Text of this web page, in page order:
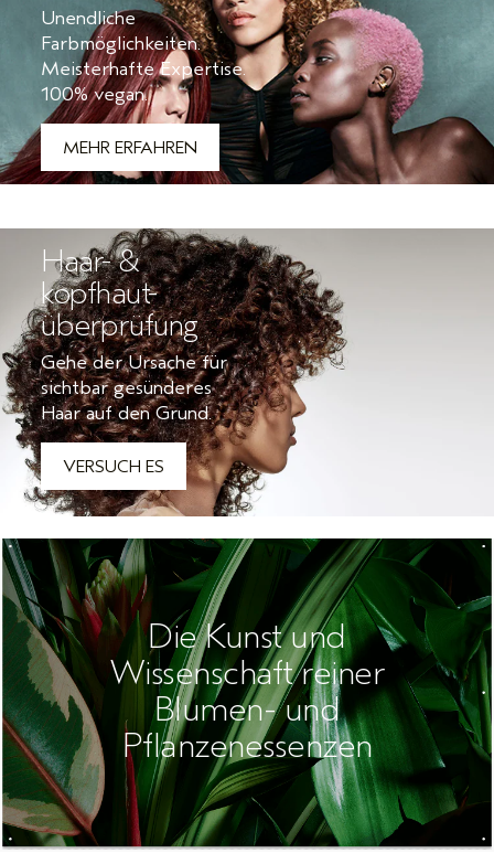
Unendliche
Farbmöglichkeiten.
Meisterhafte Expertise.
100% vegan.
MEHR ERFAHREN
Haar- &
kopfhaut-
überprüfung
Gehe der Ursache für
sichtbar gesünderes
Haar auf den Grund.
VERSUCH ES
Die Kunst und
Wissenschaft reiner
Blumen- und
Pflanzenessenzen